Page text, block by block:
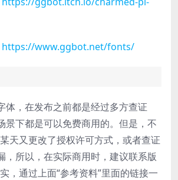
https://www.ggbot.net/fonts/
体，在发布之前都是经过多方查证
景下都是可以免费商用的。但是，不
天又更改了授权许可方式，或者查证
，所以，在实际商用时，建议联系版
，通过上面“参考资料”里面的链接一